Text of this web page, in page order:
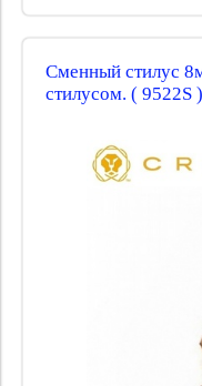
Сменный стилус
стилусом. ( 9522S )